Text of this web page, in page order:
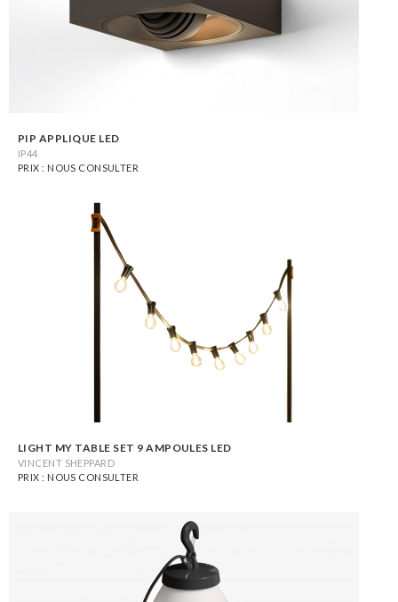
PIP APPLIQUE LED
IP44
PRIX : NOUS CONSULTER
LIGHT MY TABLE SET 9 AMPOULES LED
VINCENT SHEPPARD
PRIX : NOUS CONSULTER